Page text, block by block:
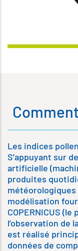
Les indices
S’appuyant sur
artificielle
produites
météorologiques
modélisation
COPERNICUS
l’observation de
est réalisé
données de